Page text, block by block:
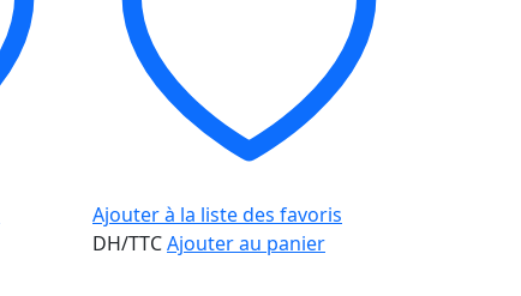
Ajouter à la liste des favoris
DH/TTCAjouter au panier